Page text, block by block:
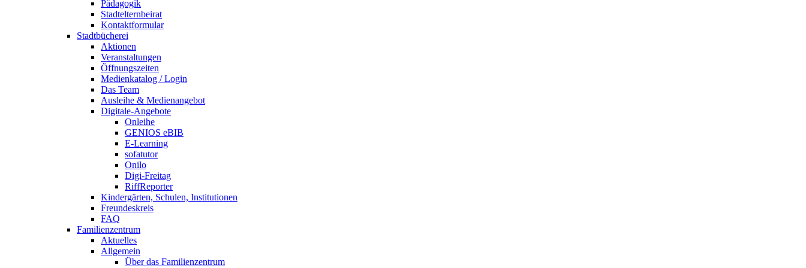
Pädagogik
Stadtelternbeirat
Kontaktformular
Stadtbücherei
Aktionen
Veranstaltungen
Öffnungszeiten
Medienkatalog / Login
Das Team
Ausleihe & Medienangebot
Digitale-Angebote
Onleihe
GENIOS eBIB
E-Learning
sofatutor
Onilo
Digi-Freitag
RiffReporter
Kindergärten, Schulen, Institutionen
Freundeskreis
FAQ
Familienzentrum
Aktuelles
Allgemein
Über das Familienzentrum